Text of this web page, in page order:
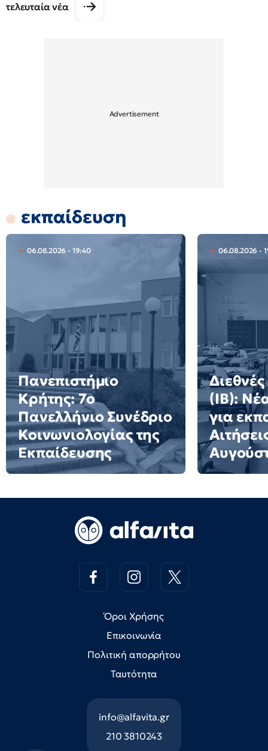
τελευταία νέα
εκπαίδευση
06.08.2026 - 19:40
Πανεπιστήμιο
Κρήτης: 7ο
Πανελλήνιο Συνέδριο
Κοινωνιολογίας της
Εκπαίδευσης
06.08.2026 -
(IB):
για
Όροι Χρήσης
Επικοινωνία
Πολιτική απορρήτου
Ταυτότητα
info@alfavita.gr
210 3810243